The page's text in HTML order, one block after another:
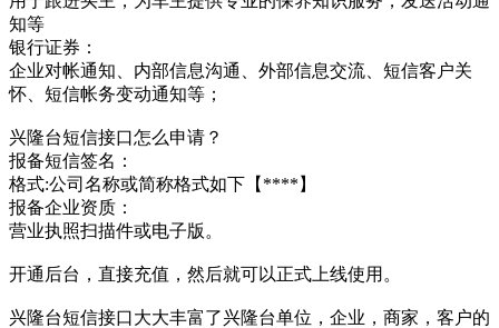
知等
银行证券：
企业对帐通知、内部信息沟通、外部信息交流、短信客户关
怀、短信帐务变动通知等；
兴隆台短信接口怎么申请？
报备短信签名：
格式:公司名称或简称格式如下【****】
报备企业资质：
营业执照扫描件或电子版。
开通后台，直接充值，然后就可以正式上线使用。
兴隆台短信接口大大丰富了兴隆台单位，企业，商家，客户的